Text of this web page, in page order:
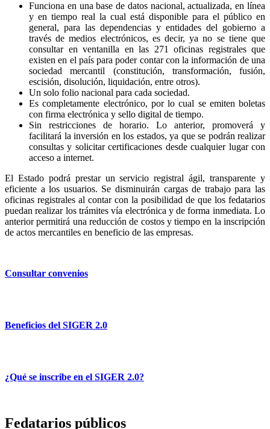
Funciona en una base de datos nacional, actualizada, en línea
y en tiempo real la cual está disponible para el público en
general, para las dependencias y entidades del gobierno a
través de medios electrónicos, es decir, ya no se tiene que
consultar en ventanilla en las 271 oficinas registrales que
existen en el país para poder contar con la información de una
sociedad mercantil (constitución, transformación, fusión,
escisión, disolución, liquidación, entre otros).
Un solo folio nacional para cada sociedad.
Es completamente electrónico, por lo cual se emiten boletas
con firma electrónica y sello digital de tiempo.
Sin restricciones de horario. Lo anterior, promoverá y
facilitará la inversión en los estados, ya que se podrán realizar
consultas y solicitar certificaciones desde cualquier lugar con
acceso a internet.
El Estado podrá prestar un servicio registral ágil, transparente y
eficiente a los usuarios. Se disminuirán cargas de trabajo para las
oficinas registrales al contar con la posibilidad de que los fedatarios
puedan realizar los trámites vía electrónica y de forma inmediata. Lo
anterior permitirá una reducción de costos y tiempo en la inscripción
de actos mercantiles en beneficio de las empresas.
Consultar convenios
Beneficios del SIGER 2.0
¿Qué se inscribe en el SIGER 2.0?
Fedatarios públicos